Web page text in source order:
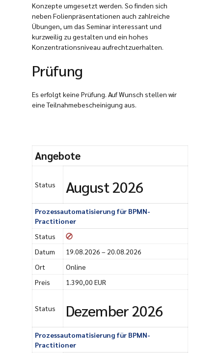
Konzepte umgesetzt werden. So finden sich
neben Folienpräsentationen auch zahlreiche
Übungen, um das Seminar interessant und
kurzweilig zu gestalten und ein hohes
Konzentrationsniveau aufrechtzuerhalten.
Prüfung
Es erfolgt keine Prüfung. Auf Wunsch stellen wir
eine Teilnahmebescheinigung aus.
Angebote
Status August 2026
Prozessautomatisierung für BPMN-
Practitioner
Status
Datum
19.08.2026 – 20.08.2026
Ort
Online
Preis
1.390,00 EUR
Status Dezember 2026
Prozessautomatisierung für BPMN-
Practitioner